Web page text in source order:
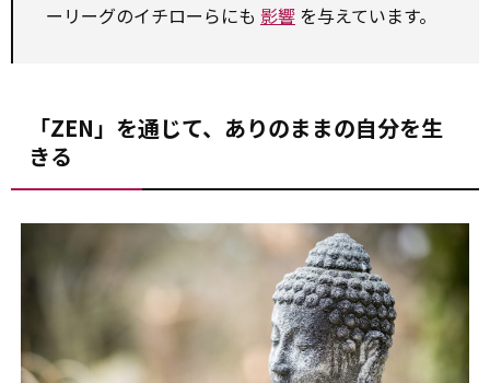
ーリーグのイチローらにも 影響 を与えています。
「ZEN」を通じて、ありのままの自分を生
きる